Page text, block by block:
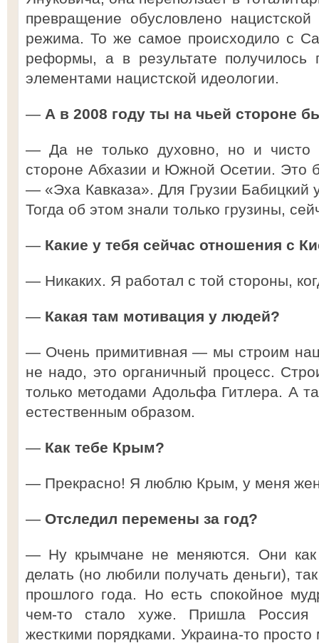
превращение обусловлено
режима. То же самое происходило с
реформы, а в результате получилось
элементами нацистской идеологии.
— А в 2008 году ты на чьей стороне
— Да не только духовно, но и чисто
стороне Абхазии и Южной Осетии. Это
— «Эха Кавказа». Для Грузии Бабицкий
Тогда об этом знали только грузины,
— Какие у тебя сейчас отношения с
— Никаких. Я работал с той стороны,
— Какая там мотивация у людей?
— Очень примитивная — мы строим
не надо, это органичный процесс.
только методами Адольфа Гитлера. А
естественным образом.
— Как тебе Крым?
— Прекрасно! Я люблю Крым, у меня
— Отследил перемены за год?
— Ну крымчане не меняются. Они
делать (но любили получать деньги),
прошлого года. Но есть спокойное
чем-то стало хуже. Пришла
жесткими порядками. Украина-то